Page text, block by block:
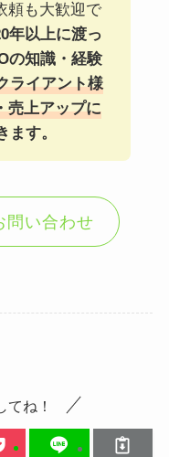
頼も大歓迎で
年以上に渡っ
の知識・経験
ライアント様
売上アップに
ます。
問い合わせ
てね！